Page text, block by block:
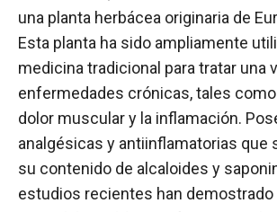
una planta herbácea originaria de
Esta planta ha sido ampliamente
medicina tradicional para tratar una
enfermedades crónicas, tales
dolor muscular y la inflamación.
analgésicas y antiinflamatorias que
su contenido de alcaloides y
estudios recientes han demostrado